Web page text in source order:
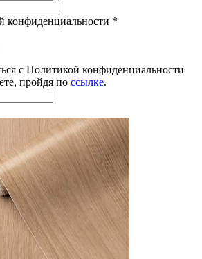
конфиденциальности *
с Политикой конфиденциальности
пройдя по ссылке.